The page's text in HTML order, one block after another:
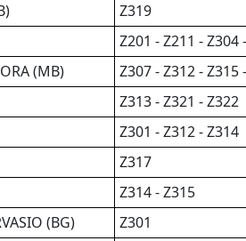
Z319
Z201 - Z211 - Z304
(MB)
Z307 - Z312 - Z315
Z313 - Z321 - Z322
Z301 - Z312 - Z314
Z317
Z314 - Z315
(BG)
Z301